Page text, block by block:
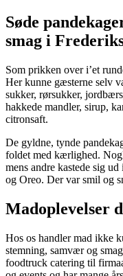
Søde
smag i
Som prikken over i’et
Her kunne gæsterne selv
sukker, rørsukker,
hakkede mandler, sirup,
citronsaft.
De gyldne, tynde
foldet med kærlighed.
mens andre kastede sig
og Oreo. Der var smil og
Madoplevelser
Hos os handler mad ikke
stemning, samvær og
foodtruck catering til